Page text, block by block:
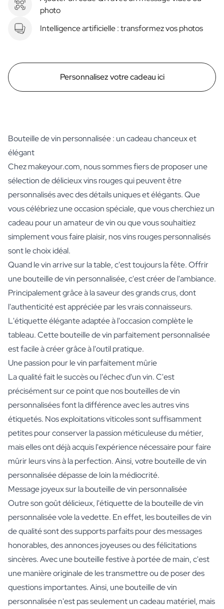
photo
Intelligence artificielle : transformez vos photos
Personnalisez votre cadeau ici
Bouteille de vin personnalisée : un cadeau chanceux et
élégant
Chez makeyour.com, nous sommes fiers de proposer une
sélection de délicieux vins rouges qui peuvent être
personnalisés avec des détails uniques et élégants. Que
vous célébriez une occasion spéciale, que vous cherchiez un
cadeau pour un amateur de vin ou que vous souhaitiez
simplement vous faire plaisir, nos vins rouges personnalisés
sont le choix idéal.
Quand le vin arrive sur la table, c'est toujours la fête. Offrir
une bouteille de vin personnalisée, c'est créer de l'ambiance.
Principalement grâce à la saveur des grands crus, dont
l'authenticité est appréciée par les vrais connaisseurs.
L'étiquette élégante adaptée à l'occasion complète le
tableau. Cette bouteille de vin parfaitement personnalisée
est facile à créer grâce à l'outil pratique.
Une passion pour le vin parfaitement mûrie
La qualité fait le succès ou l'échec d'un vin. C'est
précisément sur ce point que nos bouteilles de vin
personnalisées font la différence avec les autres vins
étiquetés. Nos exploitations viticoles sont suffisamment
petites pour conserver la passion méticuleuse du métier,
mais elles ont déjà acquis l'expérience nécessaire pour faire
mûrir leurs vins à la perfection. Ainsi, votre bouteille de vin
personnalisée dépasse de loin la médiocrité.
Message joyeux sur la bouteille de vin personnalisée
Outre son goût délicieux, l'étiquette de la bouteille de vin
personnalisée vole la vedette. En effet, les bouteilles de vin
de qualité sont des supports parfaits pour des messages
honorables, des annonces joyeuses ou des félicitations
sincères. Avec une bouteille festive à portée de main, c'est
une manière originale de les transmettre ou de poser des
questions importantes. Ainsi, une bouteille de vin
personnalisée n'est pas seulement un cadeau matériel, mais